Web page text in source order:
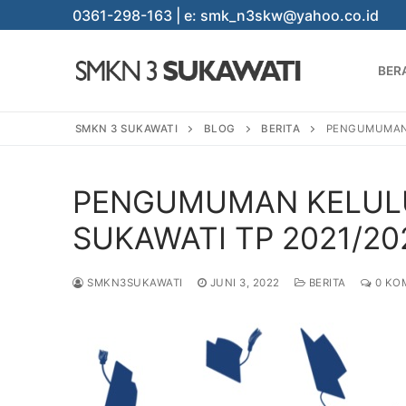
ke
0361-298-163 | e: smk_n3skw@yahoo.co.id
Cari:
BERANDA
PROGRAM
SMKN 3 SUKAWATI BLOG BERITA
PENGUMUMAN
SUKAWATI TP 2021/
SMKN3SUKAWATI JUNI 3, 2022 BERITA 0